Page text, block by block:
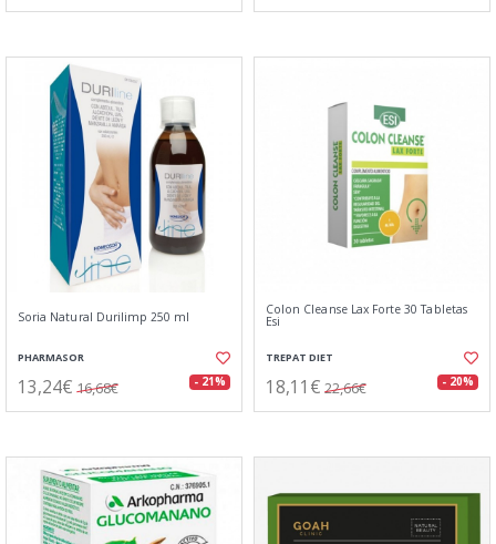
Soria Natural Durilimp 250 ml
PHARMASOR
13,24€ 16,68€ - 21%
Colon Cleanse Lax Forte 30 Tabletas
Esi
TREPAT DIET
18,11€ 22,66€ - 20%